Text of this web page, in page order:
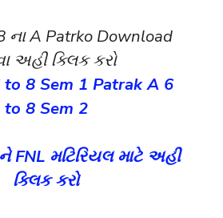
ના A Patrko Download
અહી ક્લિક કરો
8 Sem 1 Patrak A 6
to 8 Sem 2
FNL મટિરિયલ માટે અહી
ક્લિક કરો